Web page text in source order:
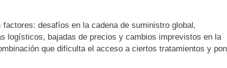
desafíos en la cadena de suministro global,
logísticos, bajadas de precios y cambios imprevistos en la
que dificulta el acceso a ciertos tratamientos y